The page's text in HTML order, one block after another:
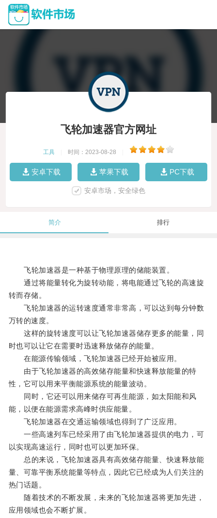
飞轮加速器官方网址
工具 时间：2023-08-28
安卓下载 苹果下载 PC下载
安卓市场，安全绿色
简介 排行
飞轮加速器是一种基于物理原理的储能装置。
通过将能量转化为旋转动能，将电能通过飞轮的高速旋
转而存储。
飞轮加速器的运转速度通常非常高，可以达到每分钟数
万转的速度。
这样的旋转速度可以让飞轮加速器储存更多的能量，同
时也可以让它在需要时迅速释放储存的能量。
在能源传输领域，飞轮加速器已经开始被应用。
由于飞轮加速器的高效储存能量和快速释放能量的特
性，它可以用来平衡能源系统的能量波动。
同时，它还可以用来储存可再生能源，如太阳能和风
能，以便在能源需求高峰时供应能量。
飞轮加速器在交通运输领域也得到了广泛应用。
一些高速列车已经采用了由飞轮加速器提供的电力，可
以实现高速运行，同时也可以更加环保。
总的来说，飞轮加速器具有高效储存能量、快速释放能
量、可靠平衡系统能量等特点，因此它已经成为人们关注的
热门话题。
随着技术的不断发展，未来的飞轮加速器将更加先进，
应用领域也会不断扩展。